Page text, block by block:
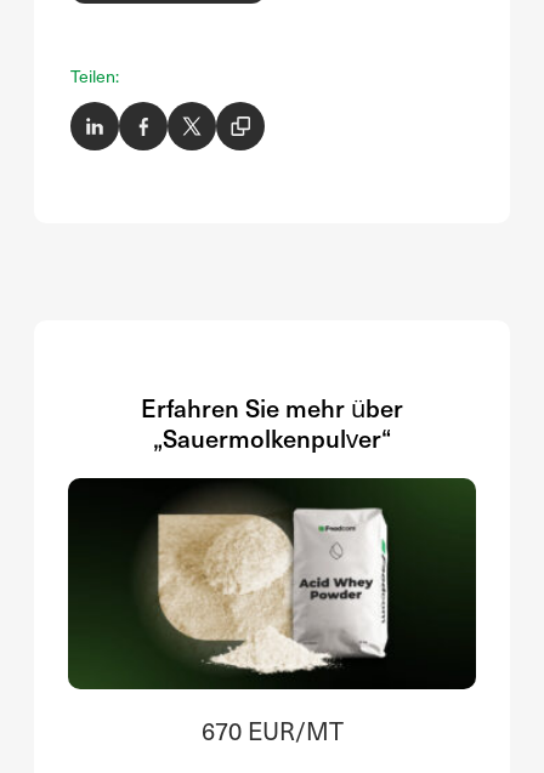
Teilen:
Erfahren Sie mehr über
„Sauermolkenpulver“
670 EUR/MT